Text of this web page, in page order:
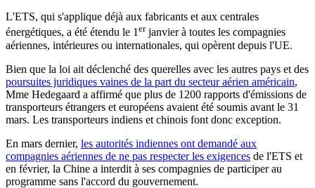
L'ETS, qui s'applique déjà aux fabricants et aux centrales
énergétiques, a été étendu le 1erjanvier à toutes les compagnies
aériennes, intérieures ou internationales, qui opèrent depuis l'UE.
Bien que la loi ait déclenché des querelles avec les autres pays et des
poursuites juridiques vaines de la part du secteur aérien américain,
Mme Hedegaard a affirmé que plus de 1200 rapports d'émissions de
transporteurs étrangers et européens avaient été soumis avant le 31
mars. Les transporteurs indiens et chinois font donc exception.
En mars dernier, les autorités indiennes ont demandé aux
compagnies aériennes de ne pas respecter les exigences de l'ETS et
en février, la Chine a interdit à ses compagnies de participer au
programme sans l'accord du gouvernement.